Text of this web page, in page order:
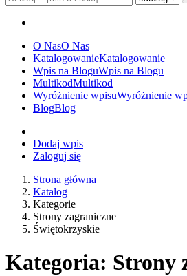
O NasO Nas
KatalogowanieKatalogowanie
Wpis na BloguWpis na Blogu
MultikodMultikod
Wyróżnienie wpisuWyróżnienie
BlogBlog
Dodaj wpis
Zaloguj się
Strona główna
Katalog
Kategorie
Strony zagraniczne
Świętokrzyskie
Kategoria: Strony